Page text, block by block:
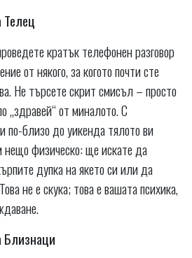
Телец
кратък телефонен разговор
от някого, за когото почти сте
Не търсете скрит смисъл – просто
„здравей“ от миналото. С
по-близо до уикенда тялото ви
нещо физическо: ще искате да
дупка на якето си или да
не е скука; това е вашата психика,
Близнаци